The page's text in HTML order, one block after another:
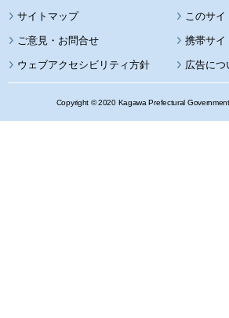
サイトマップ このサ
携帯サイ
ウェブアクセシビリティ方針 広告につ
Copyright © 2020 Kagawa Prefectural